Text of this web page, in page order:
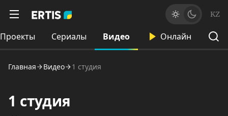
KZ
Проекты Сериалы Видео Онлайн
Главная Видео 1 студия
1 студия